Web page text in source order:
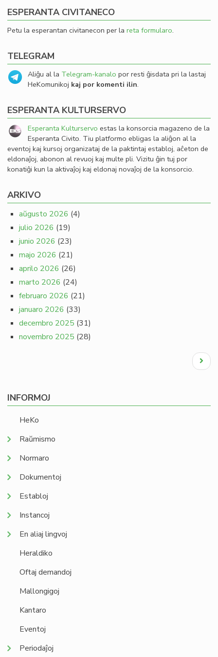
ESPERANTA CIVITANECO
Petu la esperantan civitanecon per la reta formularo.
TELEGRAM
Aliĝu al la Telegram-kanalo por resti ĝisdata pri la lastaj
HeKomunikoj kaj por komenti ilin.
ESPERANTA KULTURSERVO
Esperanta Kulturservo estas la konsorcia magazeno de la
Esperanta Civito. Tiu platformo ebligas la aliĝon al la
eventoj kaj kursoj organizataj de la paktintaj establoj, aĉeton de
eldonaĵoj, abonon al revuoj kaj multe pli. Vizitu ĝin tuj por
konatiĝi kun la aktivaĵoj kaj eldonaj novaĵoj de la konsorcio.
ARKIVO
aŭgusto 2026 (4)
julio 2026 (19)
junio 2026 (23)
majo 2026 (21)
aprilo 2026 (26)
marto 2026 (24)
februaro 2026 (21)
januaro 2026 (33)
decembro 2025 (31)
novembro 2025 (28)
Next
page
INFORMOJ
HeKo
Raŭmismo
Normaro
Dokumentoj
Establoj
Instancoj
En aliaj lingvoj
Heraldiko
Oftaj demandoj
Mallongigoj
Kantaro
Eventoj
Periodaĵoj